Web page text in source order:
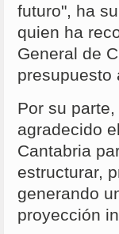
futuro", ha
quien ha
General de
presupuesto
Por su
agradecido
Cantabria
estructurar,
generando
proyección